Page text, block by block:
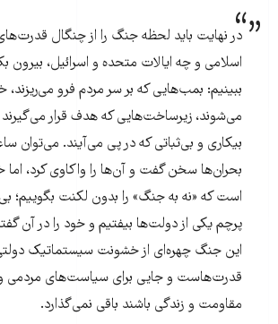
در نهایت باید لحظه جنگ را از چنگال
اسلامی و چه ایالات متحده و اسرائیل، بیرون
ببینیم: بمب‌هایی که بر سر مردم فرو می‌ریزند،
می‌شوند، زیرساخت‌هایی که هدف قرار
بیکاری و بی‌ثباتی که در پی می‌آیند. می‌توان
بحران‌ها سخن گفت و آن‌ها را واکاوی کرد،
است که «نه به جنگ» را بدون لکنت بگوییم؛
پرچم یکی از دولت‌ها بیفتیم و خود را در آن
این جنگ چهره‌ای از خشونت سیستماتیک
قدرت‌هاست و جایی برای سیاست‌های مردمی و
مقاومت و زندگی باشند باقی نمی‌گذارد.